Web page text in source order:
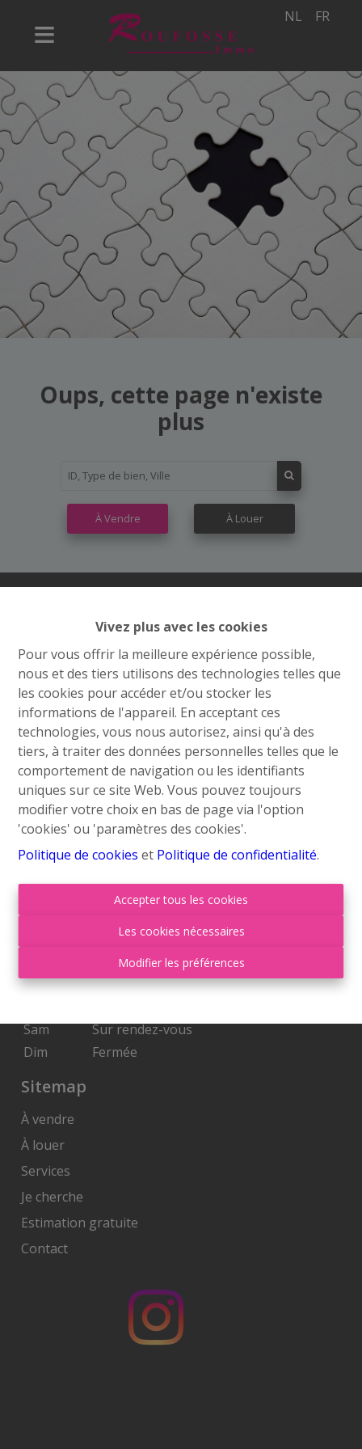
Vivez plus avec les cookies
Pour vous offrir la meilleure expérience possible,
nous et des tiers utilisons des technologies telles que
les cookies pour accéder et/ou stocker les
informations de l'appareil. En acceptant ces
technologies, vous nous autorisez, ainsi qu'à des
tiers, à traiter des données personnelles telles que le
comportement de navigation ou les identifiants
uniques sur ce site Web. Vous pouvez toujours
modifier votre choix en bas de page via l'option
'cookies' ou 'paramètres des cookies'.
Politique de cookies et Politique de confidentialité.
Accepter tous les cookies
Les cookies nécessaires
Modifier les préférences
NL FR
Oups, cette page n'existe
plus
À Vendre À Louer
Contactez nous
Grand’Route (Flh) 548
4400 Flémalle
+32 4 234 21 10
info@roufosse.be
Disclaimer
Privacy Statement
Membre Federia
Heures d'ouverture
09:00-18:00
09:00-18:00
Je
09:00-18:00
Sam
Sur rendez-vous
Dim
Fermée
Sitemap
À vendre
À louer
Services
Je cherche
Estimation gratuite
Contact